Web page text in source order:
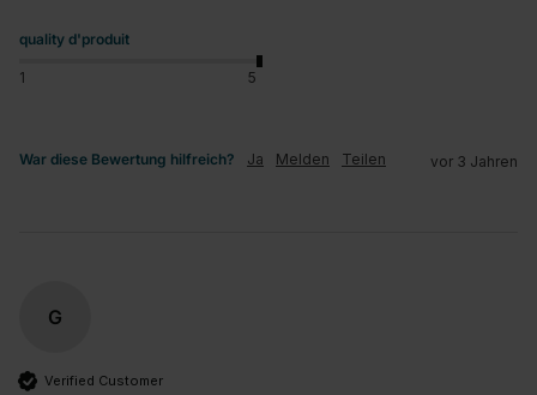
quality d'produit
1 5
War diese Bewertung hilfreich? Ja Melden Teilen vor 3 Jahren
G
Verified Customer